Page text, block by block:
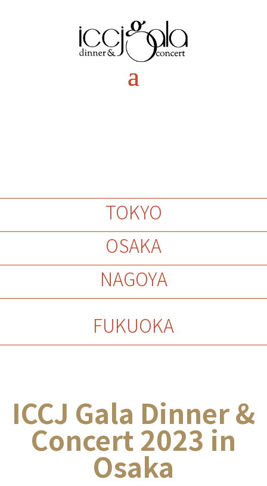
TOKYO
OSAKA
NAGOYA
FUKUOKA
ICCJ Gala Dinner &
Concert 2023 in
Osaka